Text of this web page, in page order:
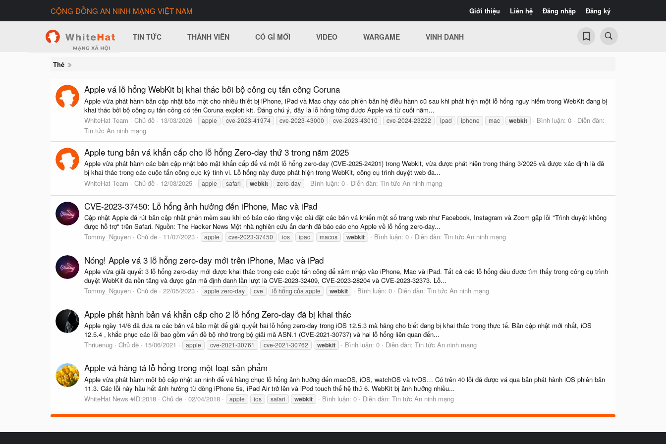
Giới thiệu Liên hệ Đăng nhập Đăng ký
CỘNG ĐỒNG AN NINH MẠNG VIỆT NAM
TIN TỨC THÀNH VIÊN CÓ GÌ MỚI VIDEO WARGAME VINH DANH
Thẻ
Apple vá lỗ hổng WebKit bị khai thác bởi bộ công cụ tấn công Coruna
Apple vừa phát hành bản cập nhật bảo mật cho nhiều thiết bị iPhone, iPad và Mac chạy các phiên bản hệ điều hành cũ sau khi phát hiện một lỗ hổng nguy hiểm trong WebKit đang bị
khai thác bởi bộ công cụ tấn công có tên Coruna exploit kit. Đáng chú ý, đây là lỗ hổng từng được Apple vá từ cuối năm...
WhiteHat Team
Chủ đề 13/03/2026 apple cve-2023-41974 cve-2023-43000 cve-2023-43010 cve-2024-23222 ipad iphone mac webkit Bình luận: 0
Diễn đàn:
Tin tức An ninh mạng
Apple tung bản vá khẩn cấp cho lỗ hổng Zero-day thứ 3 trong năm 2025
Apple vừa phát hành các bản cập nhật bảo mật khẩn cấp để vá một lỗ hổng zero-day (CVE-2025-24201) trong Webkit, vừa được phát hiện trong tháng 3/2025 và được xác định là đã
bị khai thác trong các cuộc tấn công cực kỳ tinh vi. Lỗ hổng này được phát hiện trong WebKit, công cụ trình duyệt web đa...
WhiteHat Team
Chủ đề 12/03/2025 apple safari webkit zero-day Bình luận: 0 Diễn đàn: Tin tức An ninh mạng
CVE-2023-37450: Lỗ hổng ảnh hưởng đến iPhone, Mac và iPad
Cập nhật Apple đã rút bản cập nhật phần mềm sau khi có báo cáo rằng việc cài đặt các bản vá khiến một số trang web như Facebook, Instagram và Zoom gặp lỗi "Trình duyệt không
được hỗ trợ" trên Safari. Nguồn: The Hacker News Một nhà nghiên cứu ẩn danh đã báo cáo cho Apple về lỗ hổng zero-day...
Tommy_Nguyen
Chủ đề 11/07/2023 apple cve-2023-37450 ios ipad macos webkit Bình luận: 0 Diễn đàn: Tin tức An ninh mạng
Nóng! Apple vá 3 lỗ hổng zero-day mới trên iPhone, Mac và iPad
Apple vừa giải quyết 3 lỗ hổng zero-day mới được khai thác trong các cuộc tấn công để xâm nhập vào iPhone, Mac và iPad. Tất cả các lỗ hổng đều được tìm thấy trong công cụ trình
duyệt WebKit đa nền tảng và được gán mã định danh lần lượt là CVE-2023-32409, CVE-2023-28204 và CVE-2023-32373. Lỗ...
Tommy_Nguyen
Chủ đề 22/05/2023 apple zero-day cve lỗ hổng của apple webkit Bình luận: 0 Diễn đàn: Tin tức An ninh mạng
Apple phát hành bản vá khẩn cấp cho 2 lỗ hổng Zero-day đã bị khai thác
Apple ngày 14/6 đã đưa ra các bản vá bảo mật để giải quyết hai lỗ hổng zero-day trong iOS 12.5.3 mà hãng cho biết đang bị khai thác trong thực tế. Bản cập nhật mới nhất, iOS
12.5.4 , khắc phục các lỗi bao gồm vấn đề bộ nhớ trong bộ giải mã ASN.1 (CVE-2021-30737) và hai lỗ hổng liên quan đến...
Thriuenug
Chủ đề 15/06/2021 apple cve-2021-30761 cve-2021-30762 webkit Bình luận: 0 Diễn đàn: Tin tức An ninh mạng
Apple vá hàng tá lỗ hổng trong một loạt sản phẩm
Apple vừa phát hành một bộ cập nhật an ninh để vá hàng chục lỗ hổng ảnh hưởng đến macOS, iOS, watchOS và tvOS… Có trên 40 lỗi đã được vá qua bản phát hành iOS phiên bản
11.3. Các lỗi này hầu hết ảnh hưởng từ dòng iPhone 5s, iPad Air trở lên và iPod touch thế hệ thứ 6. WebKit bị ảnh hưởng nhiều...
WhiteHat News #ID:2018
Chủ đề 02/04/2018 apple ios safari webkit Bình luận: 0 Diễn đàn: Tin tức An ninh mạng